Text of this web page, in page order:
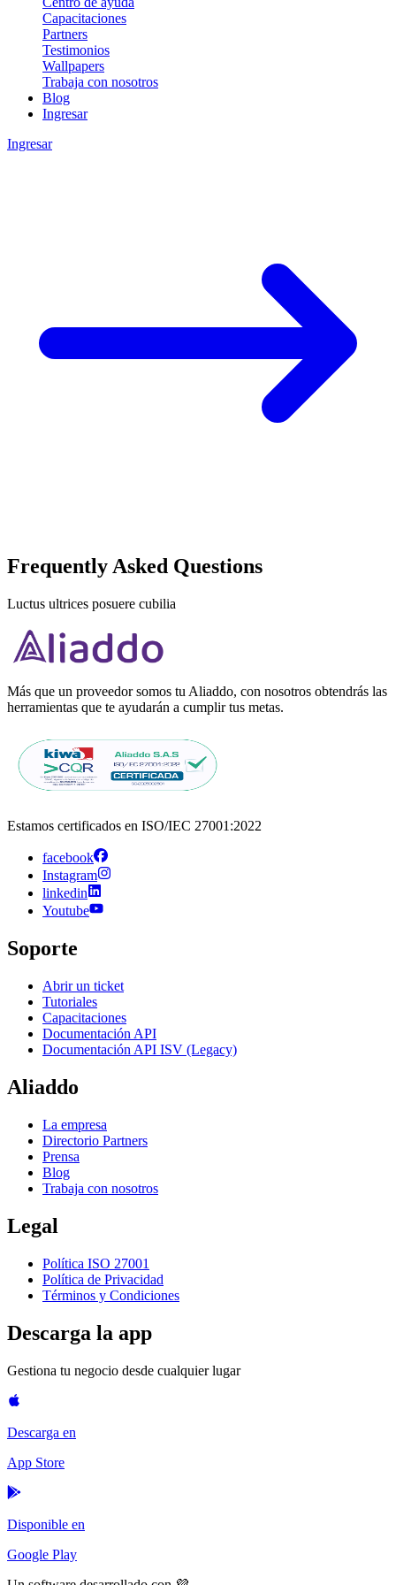
Capacitaciones
Partners
Testimonios
Wallpapers
Trabaja con nosotros
Blog
Ingresar
Ingresar
Frequently Asked Questions
Luctus ultrices posuere cubilia
Más que un proveedor somos tu Aliaddo, con nosotros obtendrás las
herramientas que te ayudarán a cumplir tus metas.
Estamos certificados en ISO/IEC 27001:2022
facebook
Instagram
linkedin
Youtube
Soporte
Abrir un ticket
Tutoriales
Capacitaciones
Documentación API
Documentación API ISV (Legacy)
Aliaddo
La empresa
Directorio Partners
Prensa
Blog
Trabaja con nosotros
Legal
Política ISO 27001
Política de Privacidad
Términos y Condiciones
Descarga la app
Gestiona tu negocio desde cualquier lugar
Descarga en
App Store
Disponible en
Google Play